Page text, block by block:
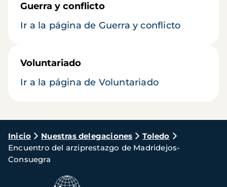
Guerra y conflicto
Ir a la página de Guerra y conflicto
Voluntariado
Ir a la página de Voluntariado
Ruta
de
navegación
Inicio Nuestras delegaciones
Toledo
Encuentro del arziprestazgo de Madridejos-
Consuegra